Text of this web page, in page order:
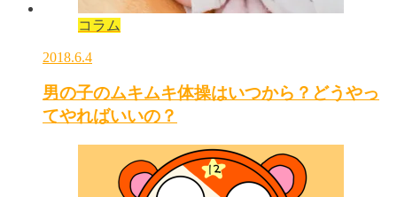
コラム
2018.6.4
男の子のムキムキ体操はいつから？どうやっ
てやればいいの？